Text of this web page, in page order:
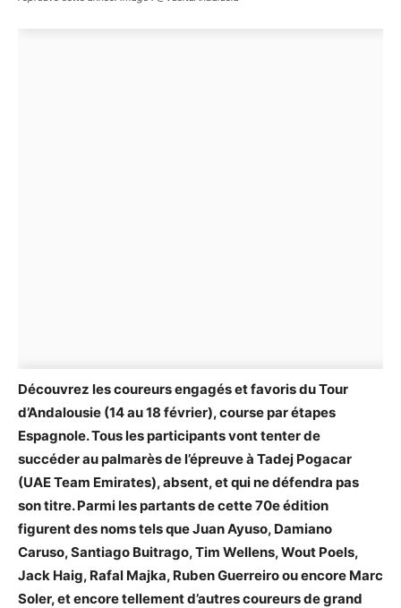
Découvrez les coureurs engagés et favoris du Tour
d’Andalousie (14 au 18 février), course par étapes
Espagnole. Tous les participants vont tenter de
succéder au palmarès de l’épreuve à Tadej Pogacar
(UAE Team Emirates), absent, et qui ne défendra pas
son titre. Parmi les partants de cette 70e édition
figurent des noms tels que Juan Ayuso, Damiano
Caruso, Santiago Buitrago, Tim Wellens, Wout Poels,
Jack Haig, Rafal Majka, Ruben Guerreiro ou encore Marc
Soler, et encore tellement d’autres coureurs de grand